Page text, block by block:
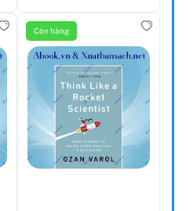
Còn hàng